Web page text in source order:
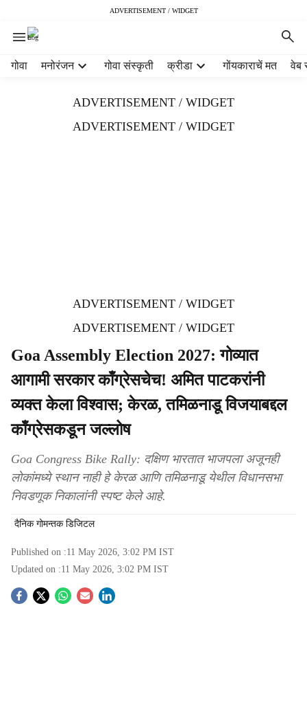
ADVERTISEMENT / WIDGET
गोवा मनोरंजन गोवा संस्कृती क्रीडा गोंयकाराचें मत वेब
ADVERTISEMENT / WIDGET
ADVERTISEMENT / WIDGET
ADVERTISEMENT / WIDGET
ADVERTISEMENT / WIDGET
Goa Assembly Election 2027: गोव्यात
आगामी सरकार काँग्रेसचेच! अमित पाटकरांनी
व्यक्त केला विश्वास; केरळ, तमिळनाडू विजयाबद्दल
काँग्रेसकडून जल्लोष
Goa Congress Bike Rally: दक्षिण भारतात भाजपला अजूनही
लोकांमध्ये स्थान नाही हे केरळ आणि तमिळनाडू येथील विधानसभा
निवडणूक निकालांनी स्पष्ट केले आहे.
दैनिक गोमन्तक डिजिटल
Published on :11 May 2026, 3:02 PM IST
Updated on :11 May 2026, 3:02 PM IST
S